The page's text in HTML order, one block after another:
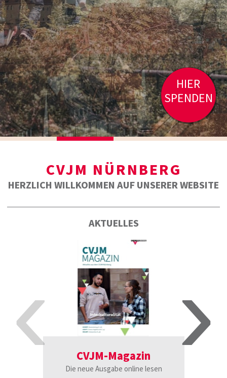
HIER
SPENDEN
CVJM NÜRNBERG
HERZLICH WILLKOMMEN AUF UNSERER WEBSITE
AKTUELLES
‹ CVJM-Magazin
Die neue Ausgabe online lesen ›